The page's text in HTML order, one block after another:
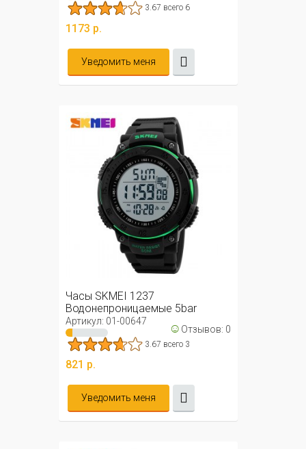
3.67 всего 6
1173 р.
Уведомить меня
Часы SKMEI 1237
Водонепроницаемые 5bar
(зеленые)
Артикул: 01-00647 ☺ Отзывов: 0
3.67 всего 3
821 р.
Уведомить меня